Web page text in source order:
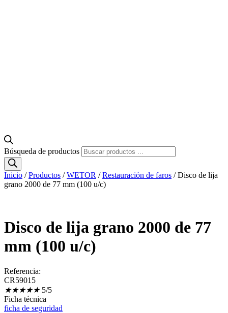
Búsqueda de productos
Inicio /Productos /WETOR /Restauración de faros / Disco de lija
grano 2000 de 77 mm (100 u/c)
Disco de lija grano 2000 de 77
mm (100 u/c)
Referencia:
CR59015
★★★★★ 5/5
Ficha técnica
ficha de seguridad